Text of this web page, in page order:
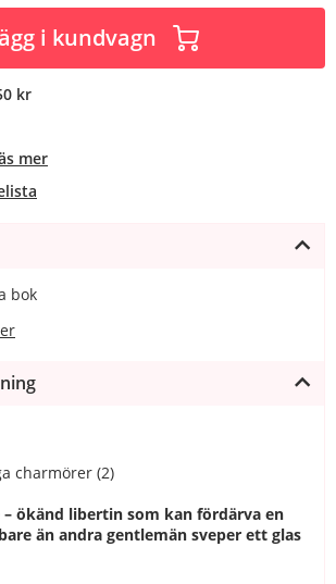
i kundvagn
kr
mer
bok
charmörer (2)
– ökänd libertin som kan fördärva en
än andra gentlemän sveper ett glas